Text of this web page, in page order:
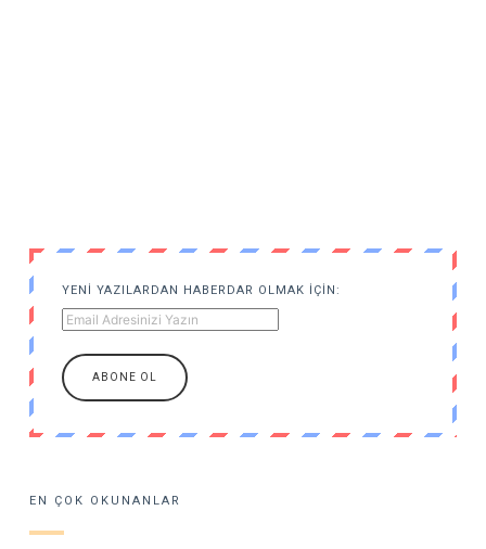
YENI YAZILARDAN HABERDAR OLMAK IÇIN:
EN ÇOK OKUNANLAR